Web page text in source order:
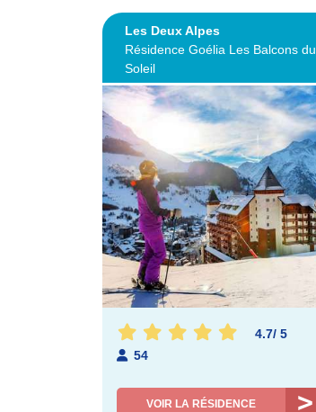
Les Deux Alpes
Résidence Goélia Les Balcons du
Soleil
4.7/ 5
54
VOIR LA RÉSIDENCE